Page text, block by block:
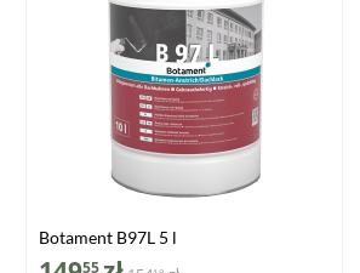
Botament B97L 5 l
55